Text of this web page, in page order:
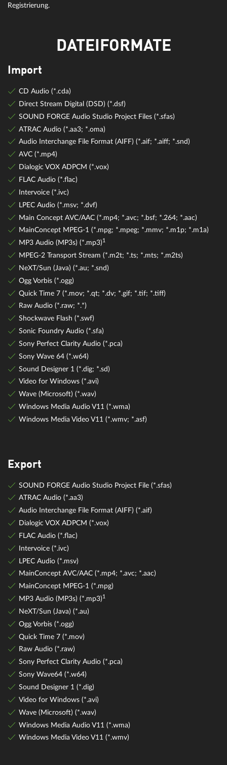
Registrierung.
DATEIFORMATE
Import
CD Audio (*.cda)
Direct Stream Digital (DSD) (*.dsf)
SOUND FORGE Audio Studio Project Files (*.sfas)
ATRAC Audio (*.aa3; *.oma)
Audio Interchange File Format (AIFF) (*.aif; *.aiff; *.snd)
AVC (*.mp4)
Dialogic VOX ADPCM (*.vox)
FLAC Audio (*.flac)
Intervoice (*.ivc)
LPEC Audio (*.msv; *.dvf)
Main Concept AVC/AAC (*.mp4; *.avc; *.bsf; *.264; *.aac)
MainConcept MPEG-1 (*.mpg; *.mpeg; *.mmv; *.m1p; *.m1a)
MP3 Audio (MP3s) (*.mp3)1
MPEG-2 Transport Stream (*.m2t; *.ts; *.mts; *.m2ts)
NeXT/Sun (Java) (*.au; *.snd)
Ogg Vorbis (*.ogg)
Quick Time 7 (*.mov; *.qt; *.dv; *.gif; *.tif; *.tiff)
Raw Audio (*.raw; *.*)
Shockwave Flash (*.swf)
Sonic Foundry Audio (*.sfa)
Sony Perfect Clarity Audio (*.pca)
Sony Wave 64 (*.w64)
Sound Designer 1 (*.dig; *.sd)
Video for Windows (*.avi)
Wave (Microsoft) (*.wav)
Windows Media Audio V11 (*.wma)
Windows Media Video V11 (*.wmv; *.asf)
Export
SOUND FORGE Audio Studio Project File (*.sfas)
ATRAC Audio (*.aa3)
Audio Interchange File Format (AIFF) (*.aif)
Dialogic VOX ADPCM (*.vox)
FLAC Audio (*.flac)
Intervoice (*.ivc)
LPEC Audio (*.msv)
MainConcept AVC/AAC (*.mp4; *.avc; *.aac)
MainConcept MPEG-1 (*.mpg)
MP3 Audio (MP3s) (*.mp3)1
NeXT/Sun (Java) (*.au)
Ogg Vorbis (*.ogg)
Quick Time 7 (*.mov)
Raw Audio (*.raw)
Sony Perfect Clarity Audio (*.pca)
Sony Wave64 (*.w64)
Sound Designer 1 (*.dig)
Video for Windows (*.avi)
Wave (Microsoft) (*.wav)
Windows Media Audio V11 (*.wma)
Windows Media Video V11 (*.wmv)